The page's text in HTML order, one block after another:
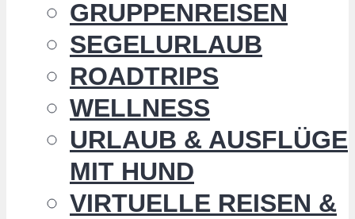
GRUPPENREISEN
SEGELURLAUB
ROADTRIPS
WELLNESS
URLAUB & AUSFLÜGE
MIT HUND
VIRTUELLE REISEN &